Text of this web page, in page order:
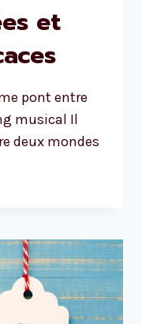
et
pont entre
musical Il
deux mondes